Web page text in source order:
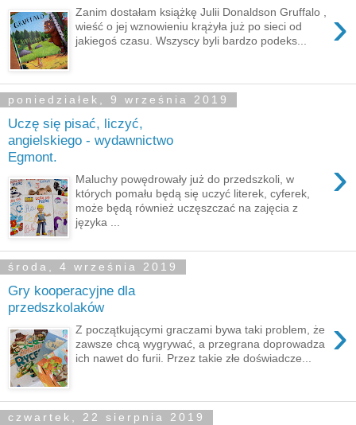
›
Zanim dostałam książkę Julii Donaldson Gruffalo ,
wieść o jej wznowieniu krążyła już po sieci od
jakiegoś czasu. Wszyscy byli bardzo podeks...
poniedziałek, 9 września 2019
Uczę się pisać, liczyć,
angielskiego - wydawnictwo
Egmont.
›
Maluchy powędrowały już do przedszkoli, w
których pomału będą się uczyć literek, cyferek,
może będą również uczęszczać na zajęcia z
języka ...
środa, 4 września 2019
Gry kooperacyjne dla
przedszkolaków
›
Z początkującymi graczami bywa taki problem, że
zawsze chcą wygrywać, a przegrana doprowadza
ich nawet do furii. Przez takie złe doświadcze...
czwartek, 22 sierpnia 2019